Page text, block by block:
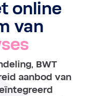
online
van
BWT
aanbod van